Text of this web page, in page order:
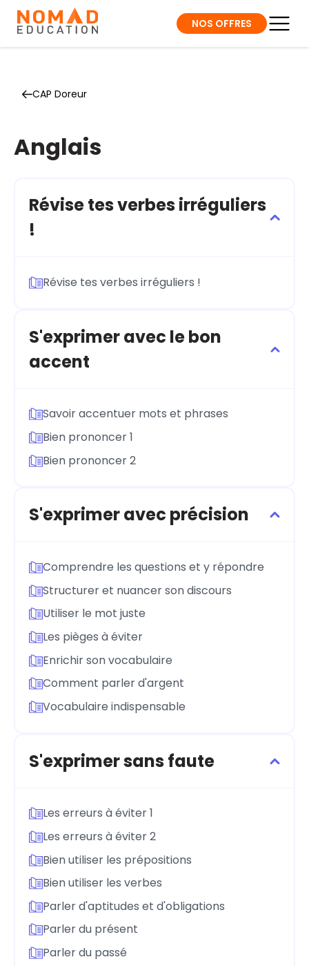
NOS OFFRES
CAP Doreur
Anglais
Révise tes verbes irréguliers
!
Révise tes verbes irréguliers !
S'exprimer avec le bon
accent
Savoir accentuer mots et phrases
Bien prononcer 1
Bien prononcer 2
S'exprimer avec précision
Comprendre les questions et y répondre
Structurer et nuancer son discours
Utiliser le mot juste
Les pièges à éviter
Enrichir son vocabulaire
Comment parler d'argent
Vocabulaire indispensable
S'exprimer sans faute
Les erreurs à éviter 1
Les erreurs à éviter 2
Bien utiliser les prépositions
Bien utiliser les verbes
Parler d'aptitudes et d'obligations
Parler du présent
Parler du passé